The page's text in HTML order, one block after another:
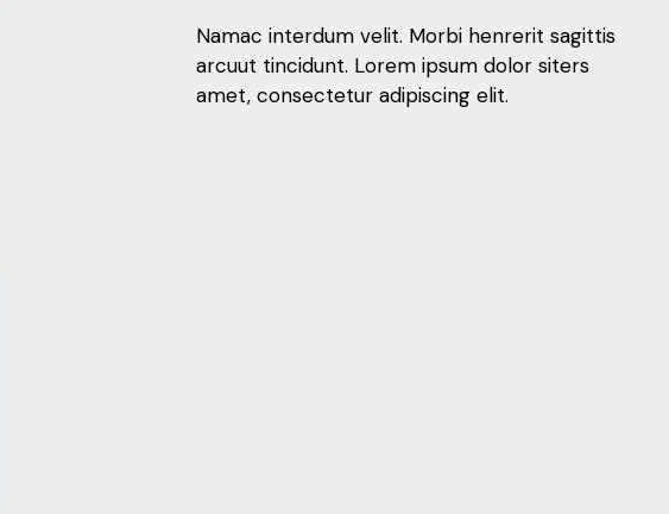
Namac interdum velit. Morbi henrerit sagittis
arcuut tincidunt. Lorem ipsum dolor siters
amet, consectetur adipiscing elit.